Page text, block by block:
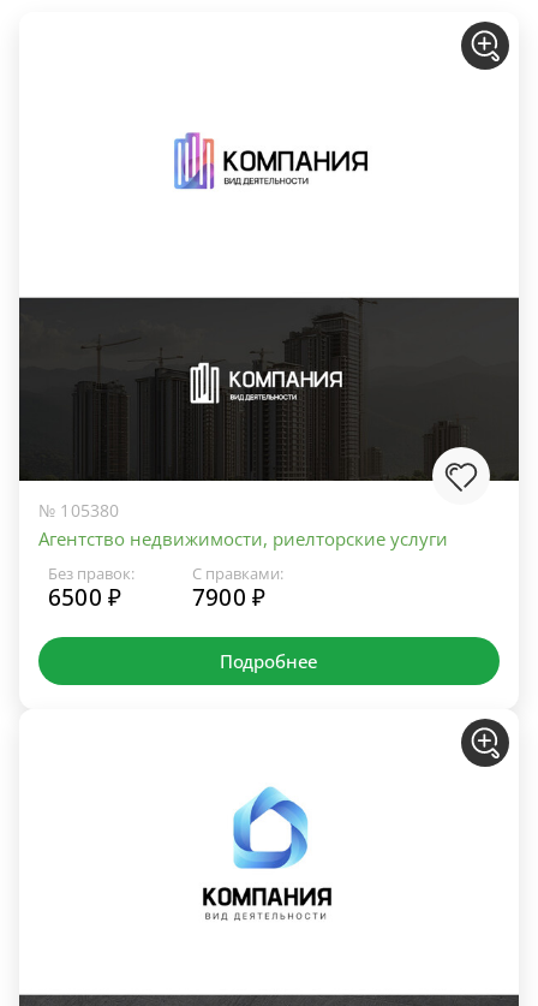
№ 105380
Агентство недвижимости, риелторские услуги
Без правок:
6500 ₽
С правками:
7900 ₽
Подробнее